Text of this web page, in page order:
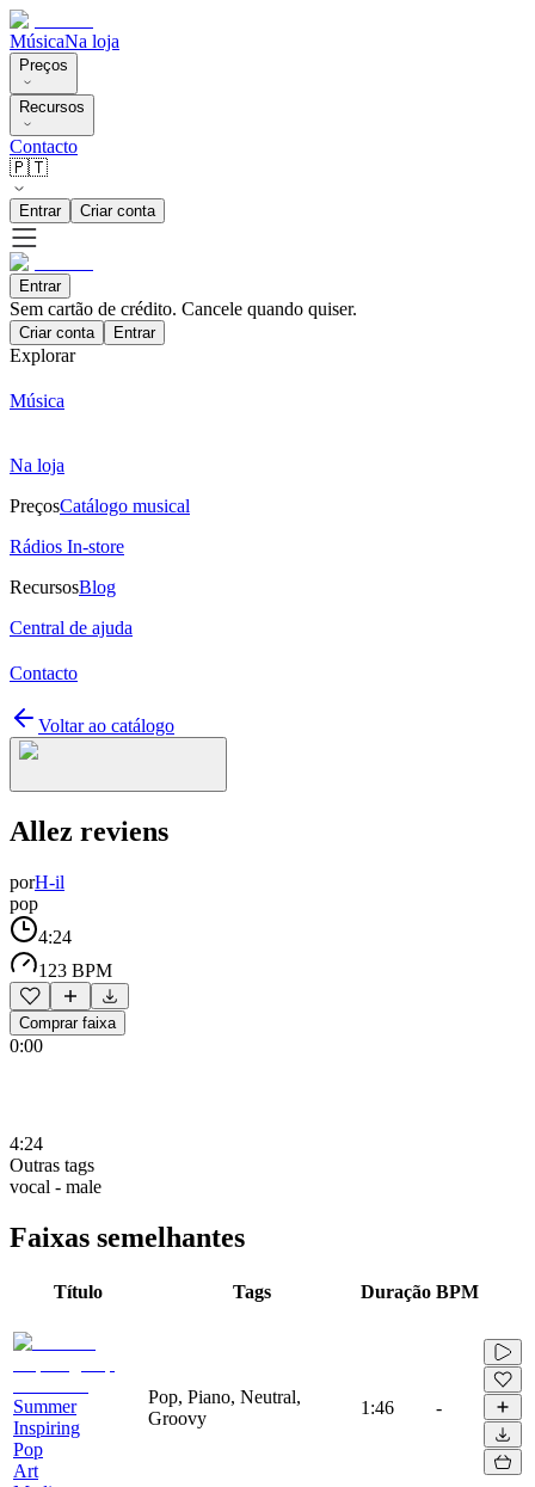
MúsicaNa loja
Preços
Recursos
Contacto
🇵🇹
Entrar Criar conta
Entrar
Sem cartão de crédito. Cancele quando quiser.
Criar conta Entrar
Explorar
Música
Na loja
PreçosCatálogo musical
Rádios In-store
RecursosBlog
Central de ajuda
Contacto
Voltar ao catálogo
Allez reviens
porH-il
pop
4:24
123 BPM
Comprar faixa
0:00
4:24
Outras tags
vocal - male
Faixas semelhantes
Título Tags Duração BPM
Summer
Inspiring
Pop
Art
Pop, Piano, Neutral,
Groovy
1:46 -